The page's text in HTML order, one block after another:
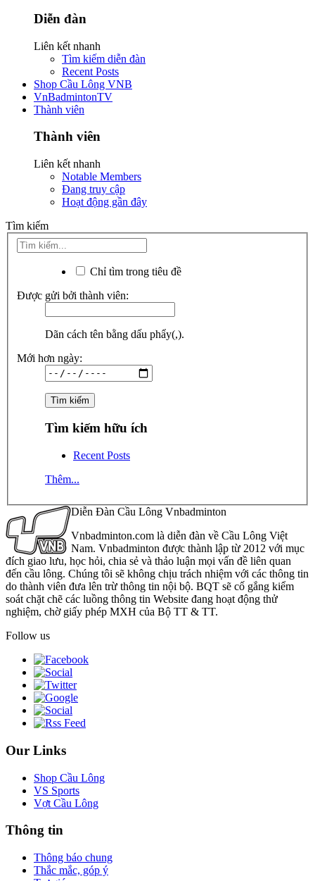
Diễn đàn
Liên kết nhanh
Tìm kiếm diễn đàn
Recent Posts
Shop Cầu Lông VNB
VnBadmintonTV
Thành viên
Thành viên
Liên kết nhanh
Notable Members
Đang truy cập
Hoạt động gần đây
Tìm kiếm
Chỉ tìm trong tiêu đề
Được gửi bởi thành viên:
Dãn cách tên bằng dấu phẩy(,).
Mới hơn ngày:
Tìm kiếm hữu ích
Recent Posts
Thêm...
Diễn Đàn Cầu Lông Vnbadminton
Vnbadminton.com là diễn đàn về Cầu Lông Việt
Nam. Vnbadminton được thành lập từ 2012 với mục
đích giao lưu, học hỏi, chia sẻ và thảo luận mọi vấn đề liên quan
đến cầu lông. Chúng tôi sẽ không chịu trách nhiệm với các thông tin
do thành viên đưa lên trừ thông tin nội bộ. BQT sẽ cố gắng kiểm
soát chặt chẽ các luồng thông tin Website đang hoạt động thử
nghiệm, chờ giấy phép MXH của Bộ TT & TT.
Follow us
Our Links
Shop Cầu Lông
VS Sports
Vợt Cầu Lông
Thông tin
Thông báo chung
Thắc mắc, góp ý